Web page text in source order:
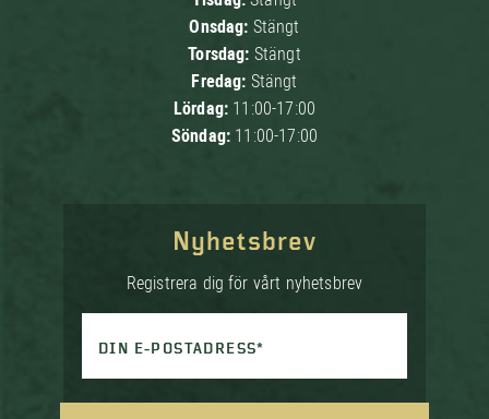
Onsdag: Stängt
Torsdag: Stängt
Fredag: Stängt
Lördag: 11:00-17:00
Söndag: 11:00-17:00
Nyhetsbrev
Registrera dig för vårt nyhetsbrev
DIN E-POSTADRESS*